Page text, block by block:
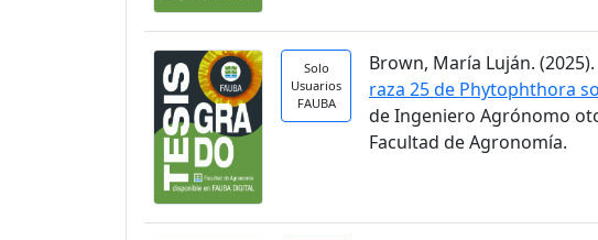
Solo
Usuarios
FAUBA
Brown, María Luján.
raza 25 de Phytophthora
de Ingeniero Agrónomo
Facultad de Agronomía.